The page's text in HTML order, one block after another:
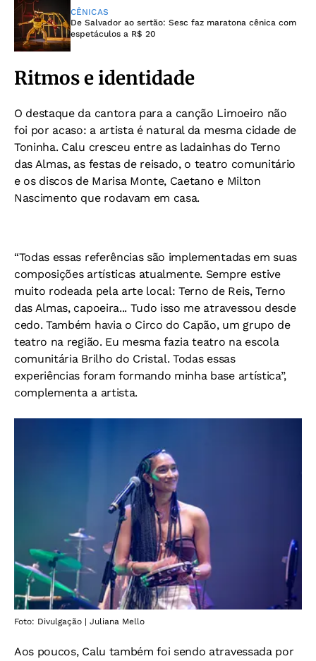
CÊNICAS
De Salvador ao sertão: Sesc faz maratona cênica com
espetáculos a R$ 20
Ritmos e identidade
O destaque da cantora para a canção Limoeiro não
foi por acaso: a artista é natural da mesma cidade de
Toninha. Calu cresceu entre as ladainhas do Terno
das Almas, as festas de reisado, o teatro comunitário
e os discos de Marisa Monte, Caetano e Milton
Nascimento que rodavam em casa.
“Todas essas referências são implementadas em suas
composições artísticas atualmente. Sempre estive
muito rodeada pela arte local: Terno de Reis, Terno
das Almas, capoeira... Tudo isso me atravessou desde
cedo. Também havia o Circo do Capão, um grupo de
teatro na região. Eu mesma fazia teatro na escola
comunitária Brilho do Cristal. Todas essas
experiências foram formando minha base artística”,
complementa a artista.
Foto: Divulgação | Juliana Mello
Aos poucos, Calu também foi sendo atravessada por